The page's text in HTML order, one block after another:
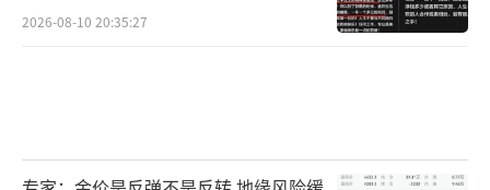
2026-08-10 20:35:27